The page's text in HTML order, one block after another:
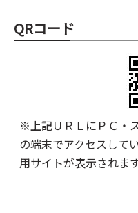
QRコード
※上記ＵＲＬにＰＣ・
の端末でアクセスして
用サイトが表示されます